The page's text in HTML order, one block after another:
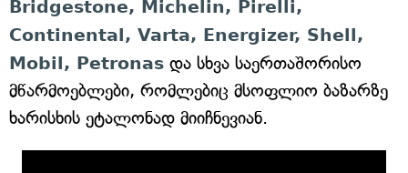
Bridgestone, Michelin, Pirelli,
Continental, Varta, Energizer, Shell,
Mobil, Petronas და სხვა საერთაშორისო
მწარმოებლები, რომლებიც მსოფლიო ბაზარზე
ხარისხის ეტალონად მიიჩნევიან.